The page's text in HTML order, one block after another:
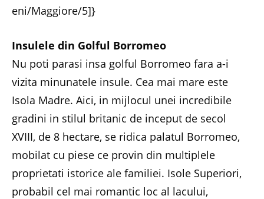
eni/Maggiore/5]}
Insulele din Golful Borromeo
Nu poti parasi insa golful Borromeo fara a-i
vizita minunatele insule. Cea mai mare este
Isola Madre. Aici, in mijlocul unei incredibile
gradini in stilul britanic de inceput de secol
XVIII, de 8 hectare, se ridica palatul Borromeo,
mobilat cu piese ce provin din multiplele
proprietati istorice ale familiei. Isole Superiori,
probabil cel mai romantic loc al lacului,